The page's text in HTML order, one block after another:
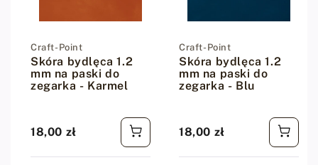
Dostawca:
Craft-Point
Skóra bydlęca 1.2
mm na paski do
zegarka - Karmel
Cena regularna
18,00 zł
Dostawca:
Craft-Point
Skóra bydlęca 1.2
mm na paski do
zegarka - Blu
Cena regularna
18,00 zł